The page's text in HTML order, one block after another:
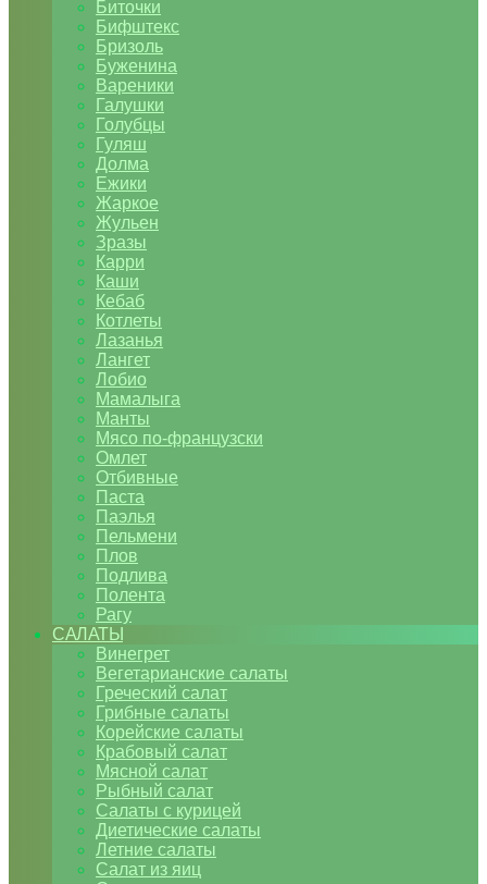
Биточки
Бифштекс
Бризоль
Буженина
Вареники
Галушки
Голубцы
Гуляш
Долма
Ежики
Жаркое
Жульен
Зразы
Карри
Каши
Кебаб
Котлеты
Лазанья
Лангет
Лобио
Мамалыга
Манты
Мясо по-французски
Омлет
Отбивные
Паста
Паэлья
Пельмени
Плов
Подлива
Полента
Рагу
САЛАТЫ
Винегрет
Вегетарианские салаты
Греческий салат
Грибные салаты
Корейские салаты
Крабовый салат
Мясной салат
Рыбный салат
Салаты с курицей
Диетические салаты
Летние салаты
Салат из яиц